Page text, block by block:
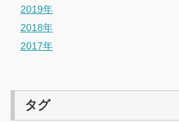
2019年
2018年
2017年
タグ